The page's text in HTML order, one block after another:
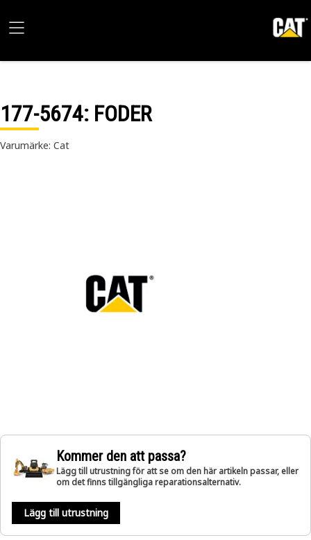
177-5674: FODER
Varumärke: Cat
Kommer den att passa?
Lägg till utrustning för att se om den här artikeln passar, eller
om det finns tillgängliga reparationsalternativ.
Lägg till utrustning